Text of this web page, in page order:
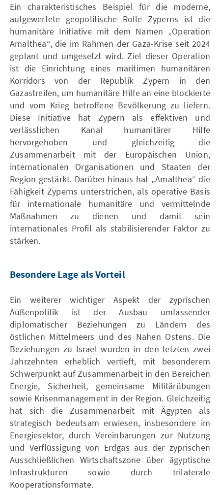
Ein charakteristisches Beispiel für die moderne,
aufgewertete geopolitische Rolle Zyperns ist die
humanitäre Initiative mit dem Namen „Operation
Amalthea“, die im Rahmen der Gaza-Krise seit 2024
geplant und umgesetzt wird. Ziel dieser Operation
ist die Einrichtung eines maritimen humanitären
Korridors von der Republik Zypern in den
Gazastreifen, um humanitäre Hilfe an eine blockierte
und vom Krieg betroffene Bevölkerung zu liefern.
Diese Initiative hat Zypern als effektiven und
verlässlichen Kanal humanitärer Hilfe
hervorgehoben und gleichzeitig die
Zusammenarbeit mit der Europäischen Union,
internationalen Organisationen und Staaten der
Region gestärkt. Darüber hinaus hat „Amalthea“ die
Fähigkeit Zyperns unterstrichen, als operative Basis
für internationale humanitäre und vermittelnde
Maßnahmen zu dienen und damit sein
internationales Profil als stabilisierender Faktor zu
stärken.
Besondere Lage als Vorteil
Ein weiterer wichtiger Aspekt der zyprischen
Außenpolitik ist der Ausbau umfassender
diplomatischer Beziehungen zu Ländern des
östlichen Mittelmeers und des Nahen Ostens. Die
Beziehungen zu Israel wurden in den letzten zwei
Jahrzehnten erheblich vertieft, mit besonderem
Schwerpunkt auf Zusammenarbeit in den Bereichen
Energie, Sicherheit, gemeinsame Militärübungen
sowie Krisenmanagement in der Region. Gleichzeitig
hat sich die Zusammenarbeit mit Ägypten als
strategisch bedeutsam erwiesen, insbesondere im
Energiesektor, durch Vereinbarungen zur Nutzung
und Verflüssigung von Erdgas aus der zyprischen
Ausschließlichen Wirtschaftszone über ägyptische
Infrastrukturen sowie durch trilaterale
Kooperationsformate.